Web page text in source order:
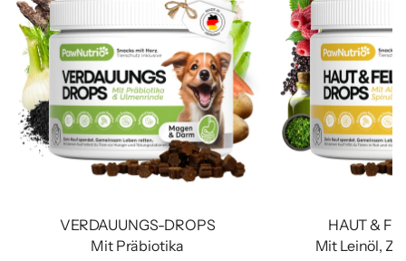
VERDAUUNGS-DROPS
Mit Präbiotika
HAUT &
Mit Leinöl,